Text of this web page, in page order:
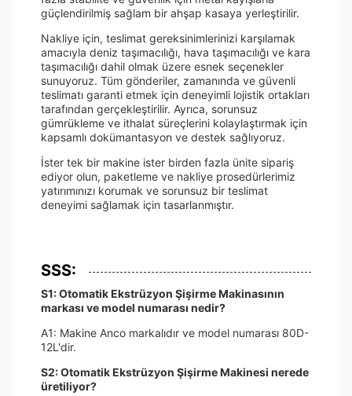
güçlendirilmiş sağlam bir ahşap kasaya yerleştirilir.
Nakliye için, teslimat gereksinimlerinizi karşılamak
amacıyla deniz taşımacılığı, hava taşımacılığı ve kara
taşımacılığı dahil olmak üzere esnek seçenekler
sunuyoruz. Tüm gönderiler, zamanında ve güvenli
teslimatı garanti etmek için deneyimli lojistik ortakları
tarafından gerçekleştirilir. Ayrıca, sorunsuz
gümrükleme ve ithalat süreçlerini kolaylaştırmak için
kapsamlı dokümantasyon ve destek sağlıyoruz.
İster tek bir makine ister birden fazla ünite sipariş
ediyor olun, paketleme ve nakliye prosedürlerimiz
yatırımınızı korumak ve sorunsuz bir teslimat
deneyimi sağlamak için tasarlanmıştır.
SSS:
S1: Otomatik Ekstrüzyon Şişirme Makinasının
markası ve model numarası nedir?
A1: Makine Anco markalıdır ve model numarası 80D-
12L'dir.
S2: Otomatik Ekstrüzyon Şişirme Makinesi nerede
üretiliyor?